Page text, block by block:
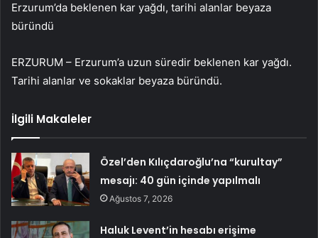
Erzurum’da beklenen kar yağdı, tarihi alanlar beyaza
büründü
ERZURUM – Erzurum’a uzun süredir beklenen kar yağdı.
Tarihi alanlar ve sokaklar beyaza büründü.
İlgili Makaleler
Özel’den Kılıçdaroğlu’na “kurultay”
mesajı: 40 gün içinde yapılmalı
Ağustos 7, 2026
Haluk Levent’in hesabı erişime